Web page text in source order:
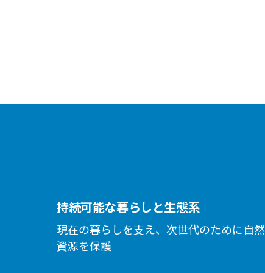
持続可能な暮らしと生態系
現在の暮らしを支え、次世代のために自然
資源を保護